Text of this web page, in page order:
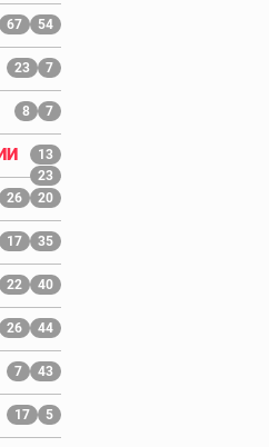
54
67
7
23
7
8
13
23
20
26
35
17
40
22
44
26
43
7
5
17